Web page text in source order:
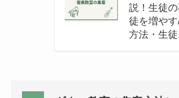
説！生徒
徒を増や
方法・生徒